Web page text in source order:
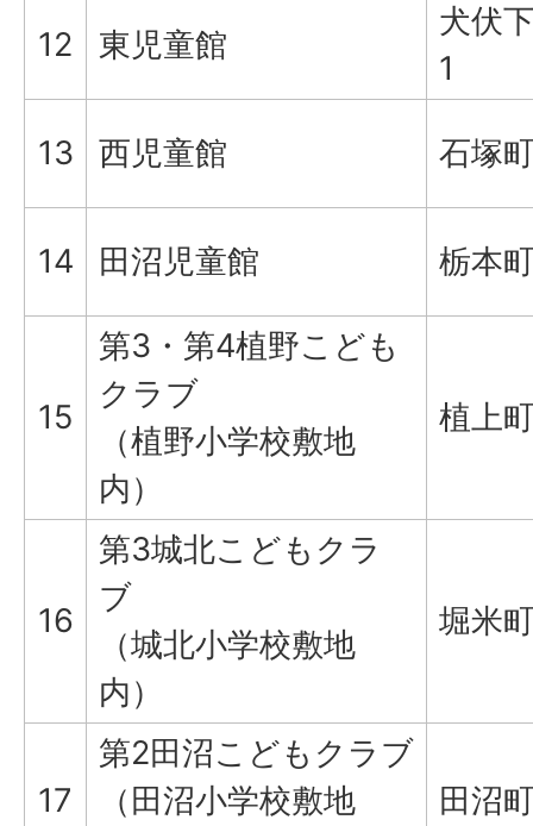
12 東児童館
犬伏
1
13 西児童館 石塚
14 田沼児童館 栃本
15
第3・第4植野こども
クラブ
（植野小学校敷地
内）
植上
16
第3城北こどもクラ
ブ
（城北小学校敷地
内）
堀米
17
第2田沼こどもクラブ
（田沼小学校敷地
田沼